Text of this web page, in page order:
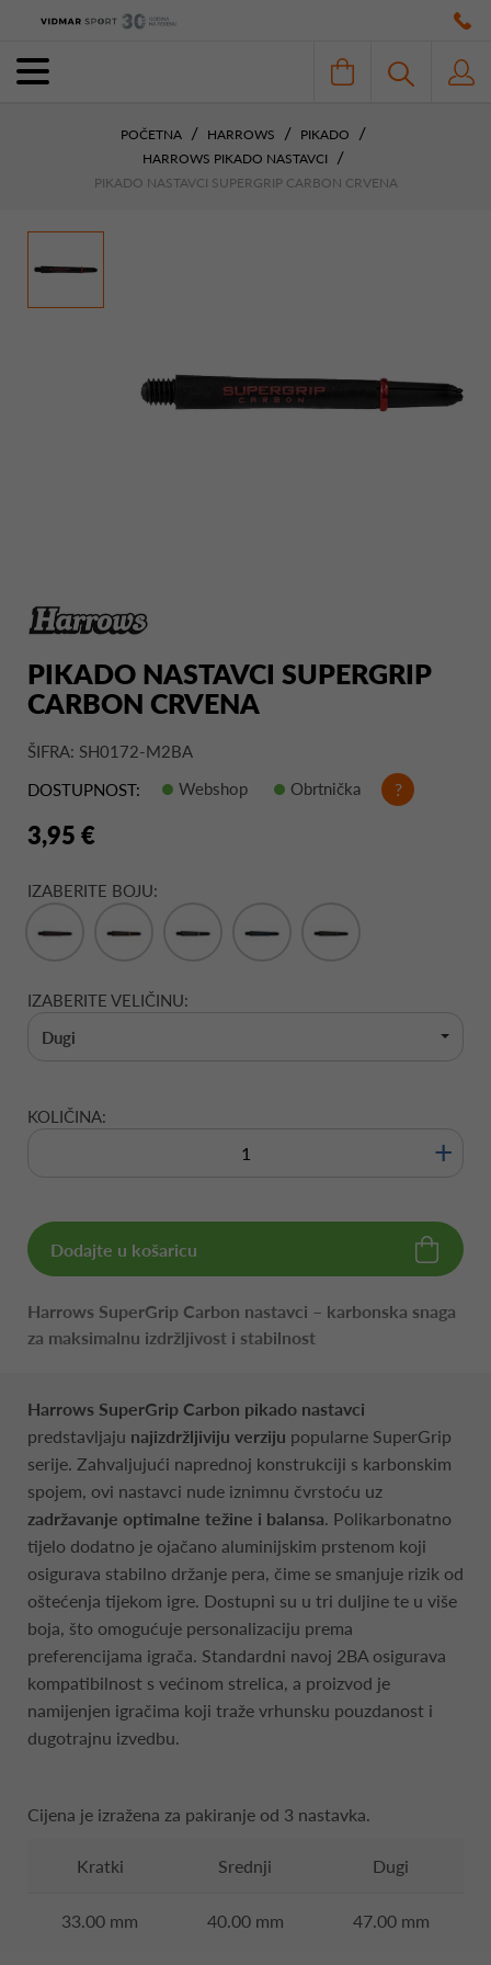
POČETNA HARROWS
PIKADO
HARROWS PIKADO NASTAVCI
PIKADO NASTAVCI SUPERGRIP CARBON CRVENA
PIKADO NASTAVCI SUPERGRIP
CARBON CRVENA
ŠIFRA: SH0172-M2BA
DOSTUPNOST:
Webshop Obrtnička ?
3,95 €
IZABERITE BOJU:
IZABERITE VELIČINU:
Dugi
KOLIČINA:
+
Dodajte u košaricu
Harrows SuperGrip Carbon nastavci – karbonska snaga
za maksimalnu izdržljivost i stabilnost
Harrows SuperGrip Carbon pikado nastavci
predstavljaju najizdržljiviju verziju popularne SuperGrip
serije. Zahvaljujući naprednoj konstrukciji s karbonskim
spojem, ovi nastavci nude iznimnu čvrstoću uz
zadržavanje optimalne težine i balansa. Polikarbonatno
tijelo dodatno je ojačano aluminijskim prstenom koji
osigurava stabilno držanje pera, čime se smanjuje rizik od
oštećenja tijekom igre. Dostupni su u tri duljine te u više
boja, što omogućuje personalizaciju prema
preferencijama igrača. Standardni navoj 2BA osigurava
kompatibilnost s većinom strelica, a proizvod je
namijenjen igračima koji traže vrhunsku pouzdanost i
dugotrajnu izvedbu.
Cijena je izražena za pakiranje od 3 nastavka.
Kratki Srednji Dugi
33.00 mm 40.00 mm 47.00 mm